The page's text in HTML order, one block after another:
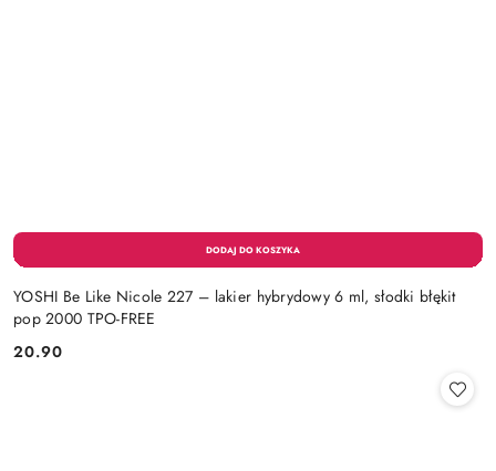
YOSHI Be Like Nicole 227 – lakier hybrydowy 6 ml, słodki błękit
pop 2000 TPO-FREE
Cena:
20.90